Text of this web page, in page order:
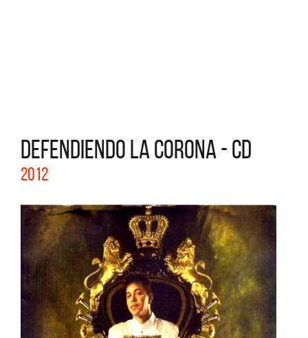
DEFENDIENDO LA CORONA - CD
2012